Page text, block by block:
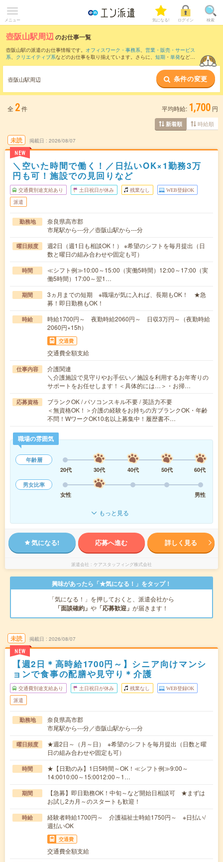
メニュー 気になる! ログイン 検索
壺阪山駅周辺のお仕事一覧
壺阪山駅の派遣のお仕事情報です。 オフィスワーク・事務系、 営業・販売・サービス
系、 クリエイティブ系などのお仕事を取り揃えています。さらに、 短期 ・ 単発などの
また、大和八木駅
など近隣駅のお仕事もご確
認いただけます。
壺阪山駅周辺 条件の変更
全 2件 平均時給: 1,700 円
新着順 時給順
未読
NEW
掲載日 2026/08/07
＼空いた時間で働く！／日払いOK×1勤務3万
円も可！施設での見回りなど
交通費別途支給あり 土日祝日が休み 残業なし WEB登録OK
派遣
勤務地
奈良県高市郡
市尾駅から---分／壺阪山駅から---分
曜日頻度
週2日（週1日も相談OK！） ※希望のシフトを毎月提出（日
数と曜日の組み合わせや固定も可）
時間
≪シフト例≫10:00～15:00（実働5時間）12:00～17:00（実
働5時間）17:00～翌1…
期間
3ヵ月までの短期 ※職場が気に入れば、長期もOK！ ★急
募！即日勤務もOK！
時給
時給1700円～ 夜勤時給2060円～ 日収3万円～（夜勤時給
2060円×15h）
交通費
交通費全額支給
仕事内容
介護関連
＼介護施設で見守りやお手伝い／施設を利用するお年寄りの
サポートをお任せします！＜具体的には…＞・お掃…
応募資格
ブランクOK / パソコンスキル不要 / 英語力不要
＜無資格OK！＞介護の経験をお持ちの方ブランクOK・年齢
不問！WワークOK10名以上募集中！履歴書不…
職場の雰囲気
年齢層
20代
30代 40代 50代
60代
男女比率
女性
男性
もっと見る
気になる! 応募へ進む 詳しく見る
派遣会社 ケアスタッフィング株式会社
興味があったら「★気になる！」をタップ！
「気になる！」を押しておくと、派遣会社から
「面談確約」 や 「応募歓迎」 が届きます！
未読
NEW
掲載日 2026/08/07
【週2日＊高時給1700円～】シニア向けマンシ
ョンで食事の配膳や見守り＊介護
交通費別途支給あり 土日祝日が休み 残業なし WEB登録OK
派遣
勤務地
奈良県高市郡
市尾駅から---分／壺阪山駅から---分
曜日頻度
★週2日～（月～日） ※希望のシフトを毎月提出（日数と曜
日の組み合わせや固定も可）
時間
★【日勤のみ】1日5時間～OK！≪シフト例≫9:00～
14:0010:00～15:0012:00～1…
期間
【急募】即日勤務OK！中旬～など開始日相談可 ★まずは
お試し2カ月～のスタートも歓迎！
時給
経験者時給1700円～ 介護福祉士時給1750円～ ※日払い/
週払いOK
交通費
交通費全額支給